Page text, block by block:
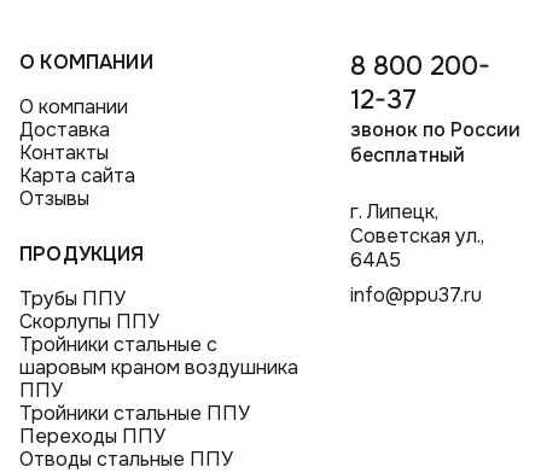
О КОМПАНИИ
О компании
Доставка
Контакты
Карта сайта
Отзывы
ПРОДУКЦИЯ
Трубы ППУ
Скорлупы ППУ
Тройники стальные с
шаровым краном воздушника
ППУ
Тройники стальные ППУ
Переходы ППУ
Отводы стальные ППУ
8 800 200-
12-37
звонок по России
бесплатный
г. Липецк,
Советская ул.,
64А5
info@ppu37.ru